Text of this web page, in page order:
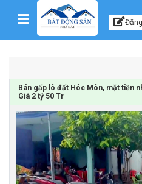
Skip to content Kênh
Bán gấp lô đất Hóc Môn, mặt tiền
Giá 2 tỷ 50 Tr